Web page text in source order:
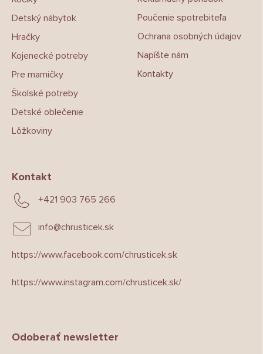
Detský nábytok
Hračky
Kojenecké potreby
Pre mamičky
Školské potreby
Detské oblečenie
Lôžkoviny
Poučenie spotrebiteľa
Ochrana osobných údajov
Napíšte nám
Kontakty
Kontakt
info@chrusticek.sk
+421 903 765 266
https://www.facebook.com/chrusticek.sk
https://www.instagram.com/chrusticek.sk/
Odoberať newsletter